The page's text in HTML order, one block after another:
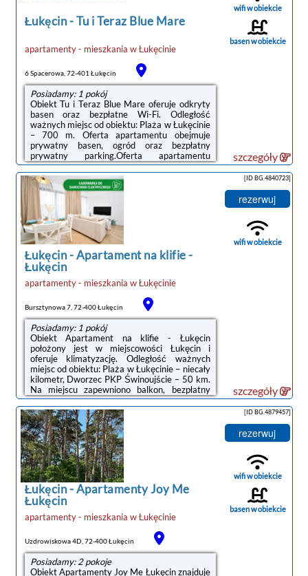
obowiązuje ...
noclegi Łukęcin
Łukęcin-Tu i Teraz Blue Mare
apartamenty - mieszkania wŁukęcinie
6 Spacerowa, 72-401 Łukęcin
Posiadamy: 1 pokój
Obiekt Tu i Teraz Blue Mare oferuje odkryty
basen oraz bezpłatne Wi-Fi. Odległość
ważnych miejsc od obiektu: Plaża w Łukęcinie
– 700 m. Oferta apartamentu obejmuje
prywatny basen, ogród oraz bezpłatny
prywatny parking.Oferta apartamentu
obejmuje kilka sypialni (2), salon, aneks
kuchenny z pełnym wyposażeniem, w tym
lodówką i czajnikiem, a także łazienkę (1) z
prysznicem oraz suszarką do włosów. Goście
mają do dyspozycji telewizor z płaskim
ekranem.Odległość ważnych miejsc od
obiektu: Promenada Gwiazd w
Międzyzdrojach – 35 km.Doba hotelowa od
godziny 16:00 do 10:00.W ...
wifi w obiekcie
basen w obiekcie
szczegóły
Łukęcin-Apartament na klifie -
Łukęcin
apartamenty - mieszkania wŁukęcinie
Bursztynowa 7, 72-400 Łukęcin
Posiadamy: 1 pokój
Obiekt Apartament na klifie - Łukęcin
położony jest w miejscowości Łukęcin i
oferuje klimatyzację. Odległość ważnych
miejsc od obiektu: Plaża w Łukęcinie – niecały
kilometr, Dworzec PKP Świnoujście – 50 km.
Na miejscu zapewniono balkon, bezpłatny
prywatny parking oraz bezpłatne Wi-Fi.W
apartamencie zapewniono taras, sypialnię (1),
salon z telewizorem z płaskim ekranem,
kuchnię ze standardowym wyposażeniem,
takim jak lodówka i zmywarka, a także
łazienkę (1) z prysznicem. Goście mogą
podziwiać widok na miasto. W apartamencie
zapewniono ręczniki i pościel.Odległość ...
[ID BG.4840723]
rezerwuj
wifi w obiekcie
szczegóły
Łukęcin-Apartamenty Joy Me
Łukęcin
apartamenty - mieszkania wŁukęcinie
Uzdrowiskowa 4D, 72-400 Łukęcin
Posiadamy: 2 pokoje
Obiekt Apartamenty Joy Me Łukęcin znajduje
[ID BG.4879457]
rezerwuj
wifi w obiekcie
basen w obiekcie